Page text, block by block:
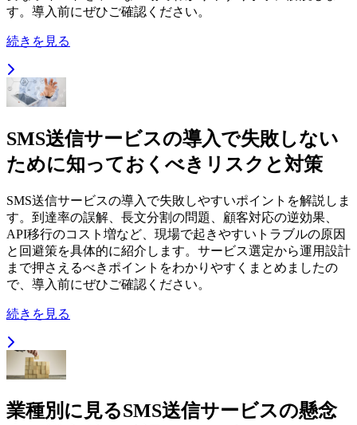
す。導入前にぜひご確認ください。
続きを見る
SMS送信サービスの導入で失敗しない
ために知っておくべきリスクと対策
SMS送信サービスの導入で失敗しやすいポイントを解説しま
す。到達率の誤解、長文分割の問題、顧客対応の逆効果、
API移行のコスト増など、現場で起きやすいトラブルの原因
と回避策を具体的に紹介します。サービス選定から運用設計
まで押さえるべきポイントをわかりやすくまとめましたの
で、導入前にぜひご確認ください。
続きを見る
業種別に見るSMS送信サービスの懸念